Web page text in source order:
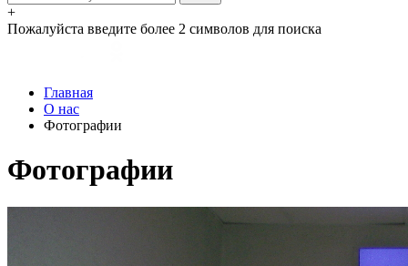
+
Пожалуйста введите более 2 символов для поиска
Главная
О нас
Фотографии
Фотографии